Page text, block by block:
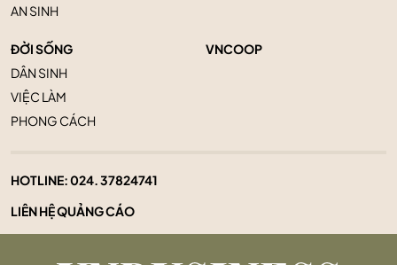
AN SINH
ĐỜI SỐNG
DÂN SINH
VIỆC LÀM
PHONG CÁCH
VNCOOP
HOTLINE:024. 37824741
LIÊN HỆ QUẢNG CÁO